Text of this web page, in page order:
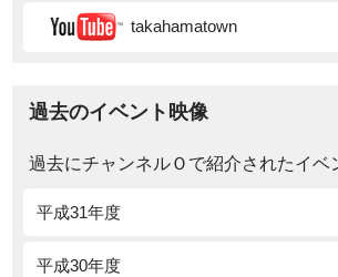
takahamatown
過去のイベント映像
過去にチャンネルＯで紹介されたイベ
平成31年度
平成30年度